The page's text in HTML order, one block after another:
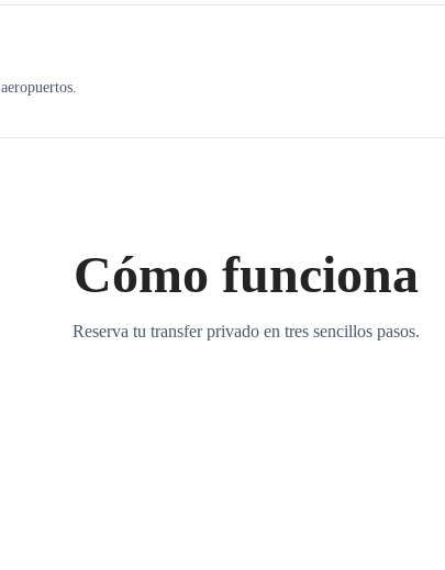
Cómo funciona
Reserva tu transfer privado en tres sencillos pasos.